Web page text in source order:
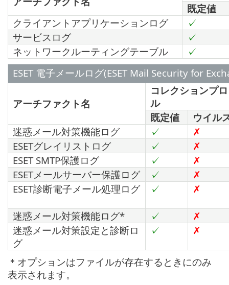
既定値
クライアントアプリケーションログ
✓
サービスログ
✓
ネットワークルーティングテーブル
✓
ESET 電子メールログ(ESET Mail Security for
アーチファクト名
コレクションプ
ル
既定値
ウイル
迷惑メール対策機能ログ
✓
✗
ESETグレイリストログ
✓
✗
ESET SMTP保護ログ
✓
✗
ESETメールサーバー保護ログ
✓
✗
ESET診断電子メール処理ログ
✓ ✗
迷惑メール対策機能ログ* ✓
✗
迷惑メール対策設定と診断ロ
グ
✓ ✗
＊オプションはファイルが存在するときにのみ
表示されます。